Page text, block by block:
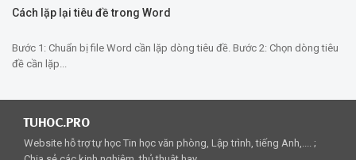
Cách lặp lại tiêu đề trong Word
Bước 1: Chuẩn bị file Word cần lặp dòng tiêu đề. Bước 2: Chọn dòng tiêu
đề cần lặp...
TUHOC.PRO
Website hỗ trợ tự học Tin học văn phòng, Lập trình, tiếng Anh,.... ;